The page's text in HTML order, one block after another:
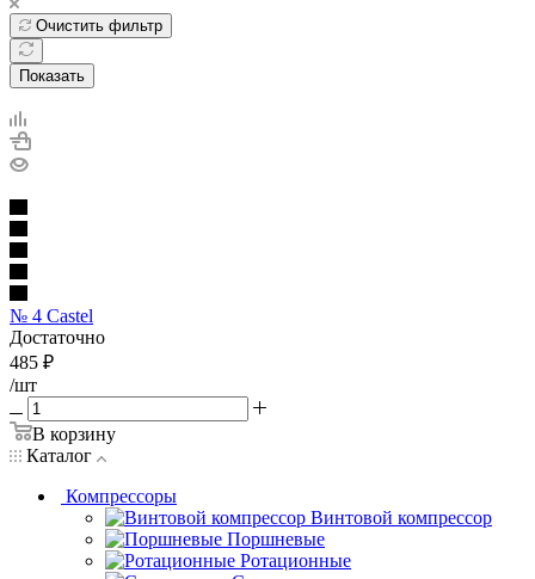
Очистить фильтр
Показать
№ 4 Castel
Достаточно
485 ₽
/шт
В корзину
Каталог
Компрессоры
Винтовой компрессор
Поршневые
Ротационные